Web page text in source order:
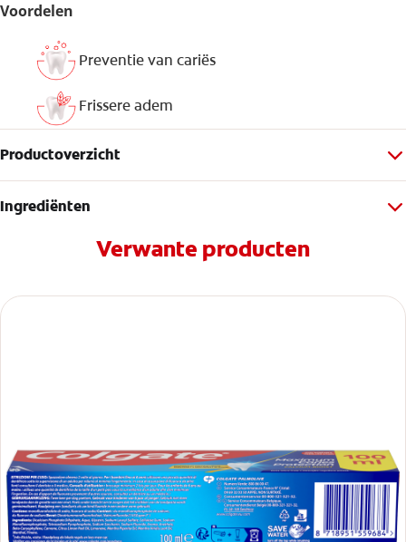
Voordelen
Preventie van cariës
Frissere adem
Productoverzicht
Ingrediënten
Verwante producten